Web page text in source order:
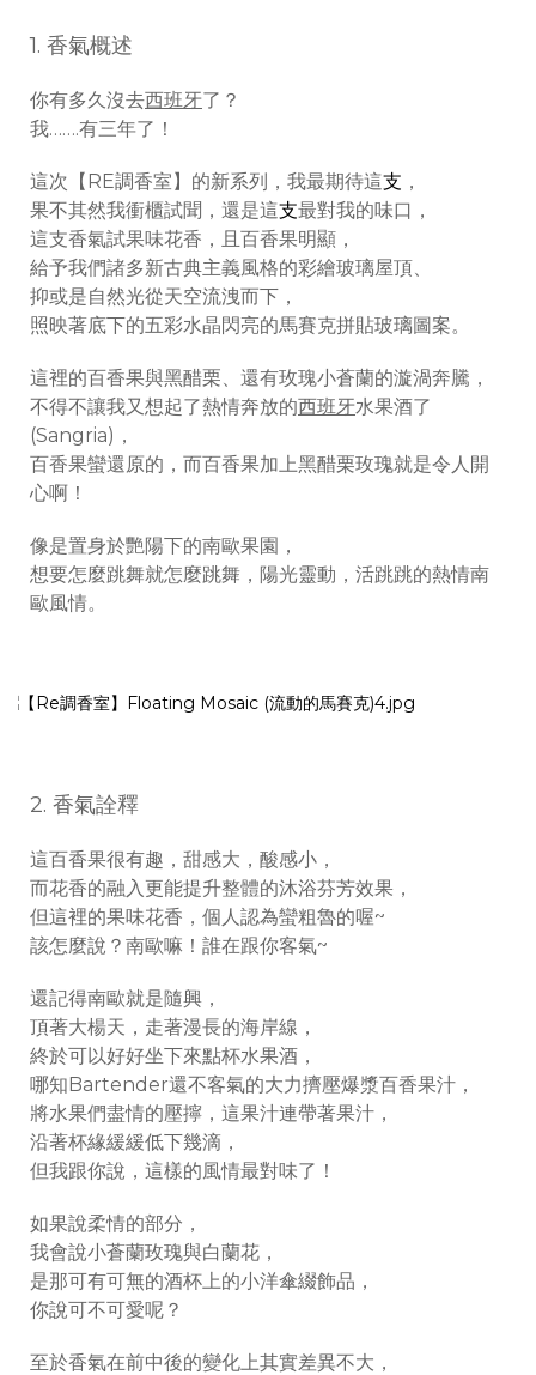
1. 香氣概述
你有多久沒去西班牙了？
我…….有三年了！
這次【RE調香室】的新系列，我最期待這支 ，
果不其然我衝櫃試聞，還是這支最對我的味口，
這支香氣試果味花香，且百香果明顯，
給予我們諸多新古典主義風格的彩繪玻璃屋頂、
抑或是自然光從天空流洩而下，
照映著底下的五彩水晶閃亮的馬賽克拼貼玻璃圖案。
這裡的百香果與黑醋栗、還有玫瑰小蒼蘭的漩渦奔騰，
不得不讓我又想起了熱情奔放的西班牙水果酒了
(Sangria)，
百香果蠻還原的，而百香果加上黑醋栗玫瑰就是令人開
心啊！
像是置身於艷陽下的南歐果園，
想要怎麼跳舞就怎麼跳舞，陽光靈動，活跳跳的熱情南
歐風情。
2. 香氣詮釋
這百香果很有趣，甜感大，酸感小，
而花香的融入更能提升整體的沐浴芬芳效果，
但這裡的果味花香，個人認為蠻粗魯的喔~
該怎麼說？南歐嘛！誰在跟你客氣~
還記得南歐就是隨興，
頂著大楊天，走著漫長的海岸線，
終於可以好好坐下來點杯水果酒，
哪知Bartender還不客氣的大力擠壓爆漿百香果汁，
將水果們盡情的壓擰，這果汁連帶著果汁，
沿著杯緣緩緩低下幾滴，
但我跟你說，這樣的風情最對味了！
如果說柔情的部分，
我會說小蒼蘭玫瑰與白蘭花，
是那可有可無的酒杯上的小洋傘綴飾品，
你說可不可愛呢？
至於香氣在前中後的變化上其實差異不大，